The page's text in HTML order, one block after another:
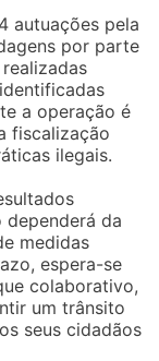
autuações pela
por parte
a operação é
fiscalização
ilegais.
da
medidas
espera-se
colaborativo,
um trânsito
seus cidadãos